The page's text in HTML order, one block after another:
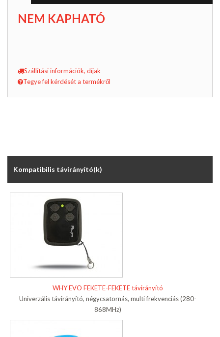
NEM KAPHATÓ
Szállítási információk, díjak
Tegye fel kérdését a termékről
Kompatibilis távirányító(k)
WHY EVO FEKETE-FEKETE távirányító
Univerzális távirányító, négycsatornás, multi frekvenciás (280-
868MHz)